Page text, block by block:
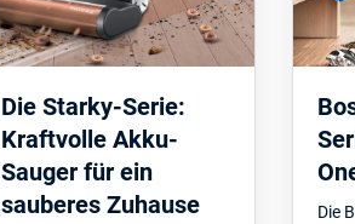
Die Starky-Serie:
Kraftvolle Akku-
Sauger für ein
sauberes Zuhause
Die